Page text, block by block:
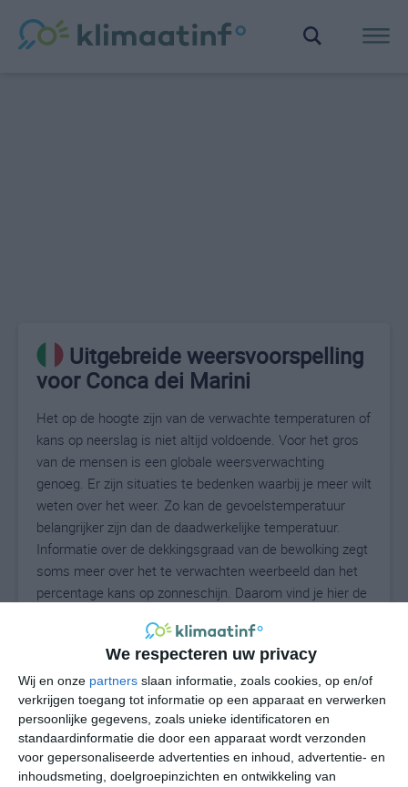
We respecteren uw privacy
Wij en onze partners slaan informatie, zoals cookies, op en/of
verkrijgen toegang tot informatie op een apparaat en verwerken
persoonlijke gegevens, zoals unieke identificatoren en
standaardinformatie die door een apparaat wordt verzonden
voor gepersonaliseerde advertenties en inhoud, advertentie- en
inhoudsmeting, doelgroepinzichten en ontwikkeling van
Uitgebreide weersvoorspelling
voor Conca dei Marini
Het op de hoogte zijn van de verwachte temperaturen of
kans op neerslag is niet altijd voldoende. Voor het gros
van de mensen is een globale weersverwachting
genoeg. Er zijn situaties te bedenken waarbij je meer wilt
weten over het weer. Zo kan de gevoelstemperatuur
belangrijker zijn dan de daadwerkelijke temperatuur.
Informatie over de dekkingsgraad van de bewolking zegt
soms meer over het te verwachten weerbeeld dan het
percentage kans op zonneschijn. Daarom vind je hier de
28°C